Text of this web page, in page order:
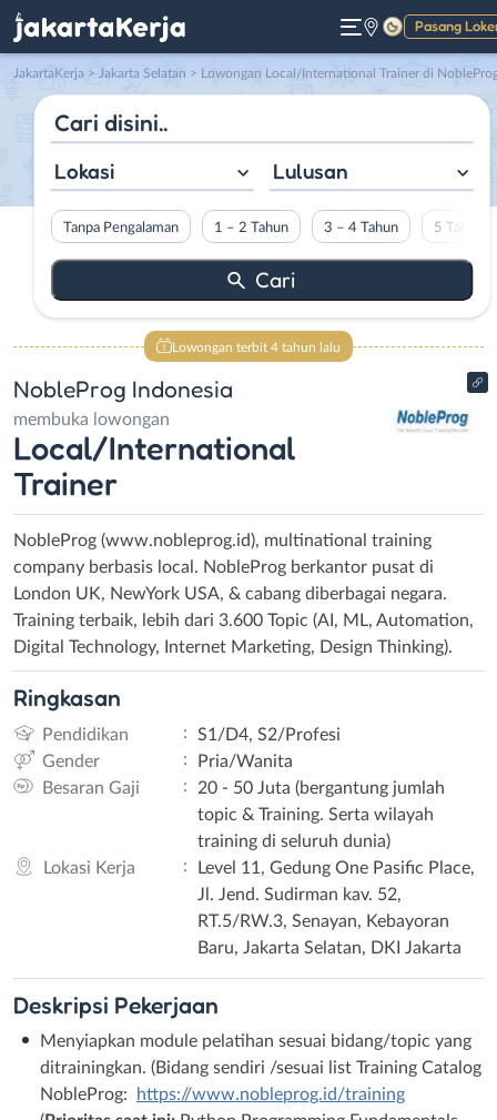
Pasang
Gelap
JakartaKerja > Jakarta Selatan > Lowongan Local/International Trainer di NobleProg
Lokasi Lulusan
Tanpa Pengalaman 1 – 2 Tahun 3 – 4 Tahun 5 Tahun
Lowongan terbit 4 tahun lalu
NobleProg Indonesia
membuka lowongan
Local/International
Trainer
NobleProg (www.nobleprog.id), multinational training
company berbasis local. NobleProg berkantor pusat di
London UK, NewYork USA, & cabang diberbagai negara.
Training terbaik, lebih dari 3.600 Topic (AI, ML, Automation,
Digital Technology, Internet Marketing, Design Thinking).
Ringkasan
Pendidikan :
S1/D4, S2/Profesi
Gender
:
Pria/Wanita
Besaran Gaji
:
20 - 50 Juta (bergantung jumlah
topic & Training. Serta wilayah
training di seluruh dunia)
Lokasi Kerja
:
Level 11, Gedung One Pasific Place,
Jl. Jend. Sudirman kav. 52,
RT.5/RW.3, Senayan, Kebayoran
Baru, Jakarta Selatan, DKI Jakarta
Deskripsi Pekerjaan
Menyiapkan module pelatihan sesuai bidang/topic yang
ditrainingkan. (Bidang sendiri /sesuai list Training Catalog
NobleProg: https://www.nobleprog.id/training